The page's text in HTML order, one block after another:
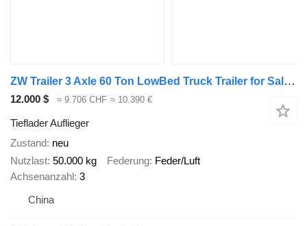
ZW Trailer 3 Axle 60 Ton LowBed Truck Trailer for Sale in Saudi
12.000 $ ≈ 9.706 CHF ≈ 10.390 €
Tieflader Auflieger
Zustand neu
Nutzlast 50.000 kg Federung Feder/Luft
Achsenanzahl 3
China